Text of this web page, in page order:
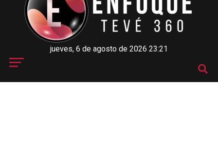
jueves, 6 de agosto de 2026 23:21